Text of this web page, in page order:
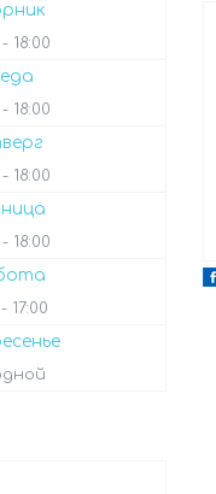
18:00
18:00
18:00
18:00
17:00